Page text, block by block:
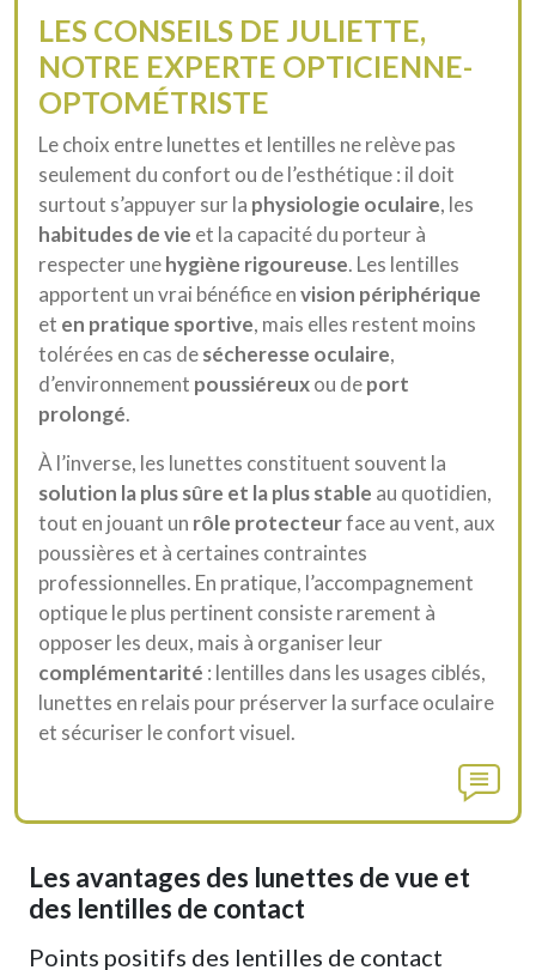
LES CONSEILS DE JULIETTE,
NOTRE EXPERTE OPTICIENNE-
OPTOMÉTRISTE
Le choix entre lunettes et lentilles ne relève pas
seulement du confort ou de l’esthétique : il doit
surtout s’appuyer sur la physiologie oculaire, les
habitudes de vie et la capacité du porteur à
respecter unehygiène rigoureuse. Les lentilles
apportent un vrai bénéfice envision périphérique
et en pratique sportive, mais elles restent moins
tolérées en cas desécheresse oculaire,
d’environnement poussiéreuxou deport
prolongé.
À l’inverse, les lunettes constituent souvent la
solution la plus sûre et la plus stable au quotidien,
tout en jouant un rôle protecteurface au vent, aux
poussières et à certaines contraintes
professionnelles. En pratique, l’accompagnement
optique le plus pertinent consiste rarement à
opposer les deux, mais à organiser leur
complémentarité : lentilles dans les usages ciblés,
lunettes en relais pour préserver la surface oculaire
et sécuriser le confort visuel.
Les avantages des lunettes de vue et
des lentilles de contact
Points positifs des lentilles de contact